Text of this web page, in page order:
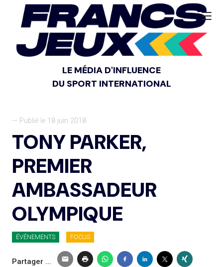
LE MÉDIA D'INFLUENCE
DU SPORT INTERNATIONAL
— Publié le 18 juin 2018
TONY PARKER,
PREMIER
AMBASSADEUR
OLYMPIQUE
ÉVÉNEMENTS FOCUS
Partager ...